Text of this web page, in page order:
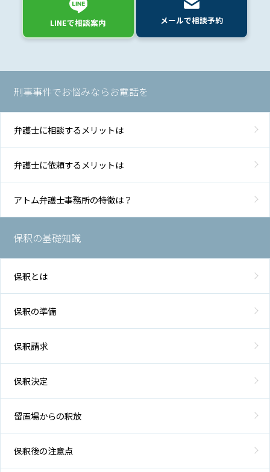
LINEで相談案内 メールで相談予約
刑事事件でお悩みならお電話を
弁護士に相談するメリットは
弁護士に依頼するメリットは
アトム弁護士事務所の特徴は？
保釈の基礎知識
保釈とは
保釈の準備
保釈請求
保釈決定
留置場からの釈放
保釈後の注意点